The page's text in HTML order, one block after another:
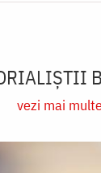
vezi mai